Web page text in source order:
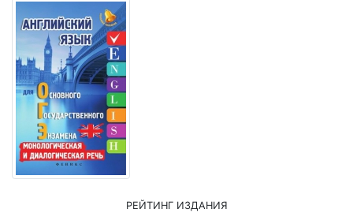
РЕЙТИНГ ИЗДАНИЯ